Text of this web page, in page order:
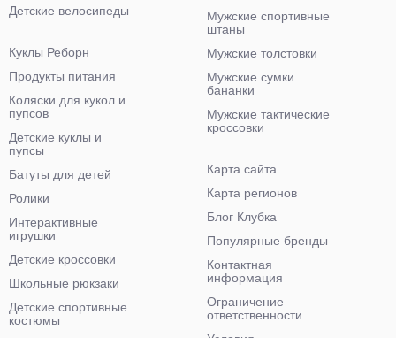
Детские велосипеды
Мужские спортивные
штаны
Мужские толстовки
Мужские сумки
бананки
Мужские тактические
кроссовки
Куклы Реборн
Продукты питания
Коляски для кукол и
пупсов
Детские куклы и
пупсы
Батуты для детей
Ролики
Интерактивные
игрушки
Детские кроссовки
Школьные рюкзаки
Детские спортивные
костюмы
Карта сайта
Карта регионов
Блог Клубка
Популярные бренды
Контактная
информация
Ограничение
ответственности